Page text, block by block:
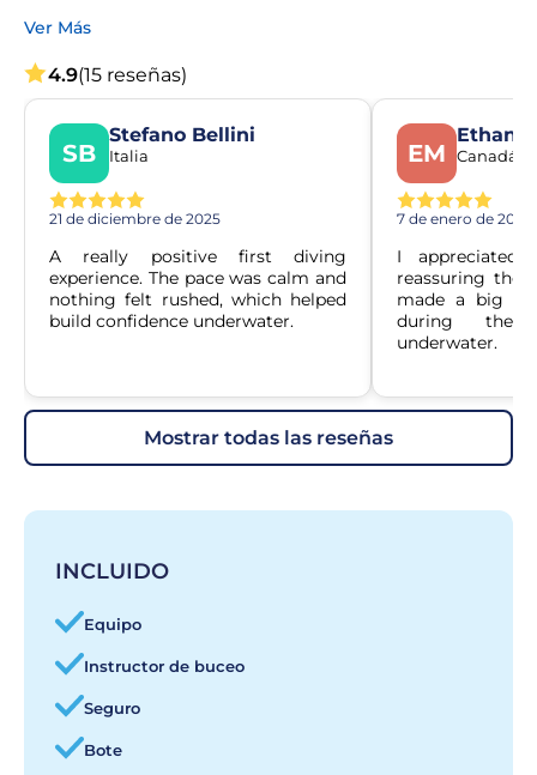
Ver Más
4.9(15 reseñas)
SB
Stefano Bellini
Italia
21 de diciembre de 2025
A really positive first diving
experience. The pace was calm and
nothing felt rushed, which helped
build confidence underwater.
EM
Ethan
Canadá
7 de enero de 2026
I appreciated
reassuring the
made a big
during the
underwater.
mostrar todas las reseñas
INCLUIDO
Equipo
Instructor de buceo
Seguro
Bote